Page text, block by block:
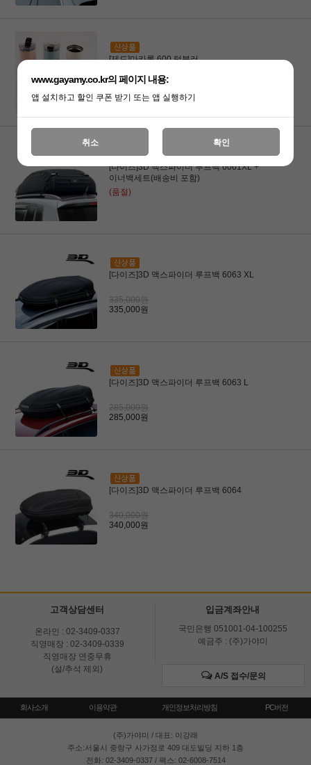
[제드]마카롱 600 텀블러
14,000원
14,000원
[다이즈]3D 맥스파이더 루프백 6061XL +
이너백세트(배송비 포함)
(품절)
[다이즈]3D 맥스파이더 루프백 6063 XL
335,000원
335,000원
[다이즈]3D 맥스파이더 루프백 6063 L
285,000원
285,000원
[다이즈]3D 맥스파이더 루프백 6064
340,000원
340,000원
고객상담센터
온라인 : 02-3409-0337
직영매장 : 02-3409-0339
직영매장 연중무휴
(설/추석 제외)
입금계좌안내
국민은행 051001-04-100255
예금주 : (주)가야미
A/S 접수/문의
회사소개 이용약관 개인정보처리방침 PC버전
(주)가야미 / 대표: 이강래
주소:서울시 중랑구 사가정로 409 대도빌딩 지하 1층
전화: 02-3409-0337 / 팩스: 02-6008-7514
www.gayamy.co.kr의 페이지 내용:
앱 설치하고 할인 쿠폰 받기 또는 앱 실행하기
취소 확인